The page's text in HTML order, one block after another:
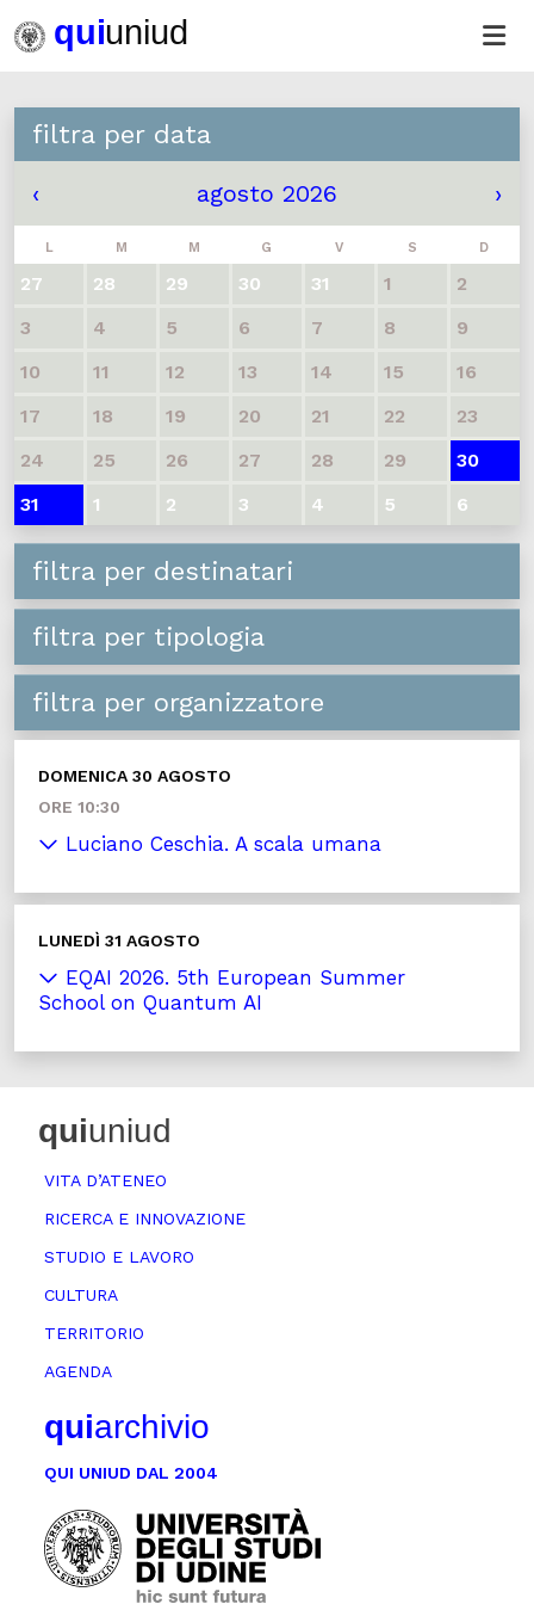
filtra per data
‹ agosto 2026 ›
L M M G V S D
27 28 29 30 31 1
2
3
4 5 6 7 8
9
10
11 12 13 14 15
16
17
18 19 20 21 22
23
24
25 26 27 28 29
30
31
1 2 3 4 5 6
filtra per destinatari
filtra per tipologia
filtra per organizzatore
DOMENICA 30 AGOSTO
ORE 10:30
Luciano Ceschia. A scala umana
LUNEDÌ 31 AGOSTO
EQAI 2026. 5th European Summer
School on Quantum AI
quiuniud
VITA D’ATENEO
RICERCA E INNOVAZIONE
STUDIO E LAVORO
CULTURA
TERRITORIO
AGENDA
quiarchivio
QUI UNIUD DAL 2004